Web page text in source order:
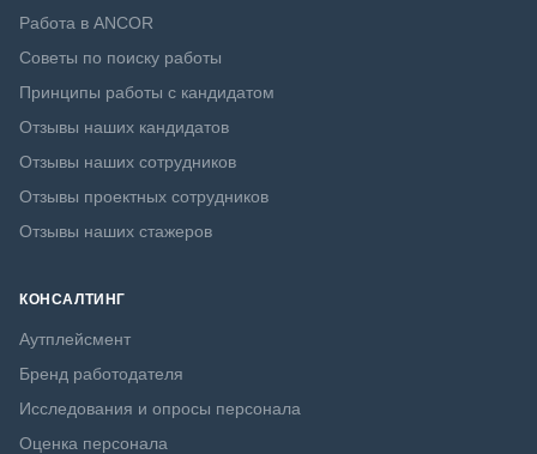
Работа в ANCOR
Советы по поиску работы
Принципы работы с кандидатом
Отзывы наших кандидатов
Отзывы наших сотрудников
Отзывы проектных сотрудников
Отзывы наших стажеров
КОНСАЛТИНГ
Аутплейсмент
Бренд работодателя
Исследования и опросы персонала
Оценка персонала